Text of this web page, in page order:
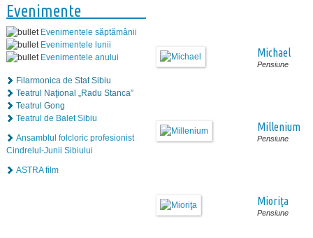
Evenimente
Evenimentele săptămânii
Evenimentele lunii
Evenimentele anului
Filarmonica de Stat Sibiu
Teatrul Naţional „Radu Stanca”
Teatrul Gong
Teatrul de Balet Sibiu
Ansamblul folcloric profesionist
Cindrelul-Junii Sibiului
ASTRA film
Michael
Pensiune
Millenium
Pensiune
Mioriţa
Pensiune